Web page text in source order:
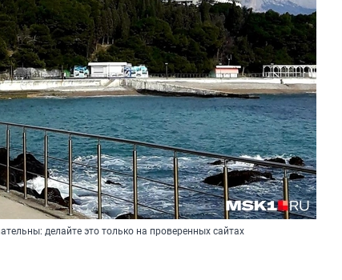
делайте это только на проверенных сайтах